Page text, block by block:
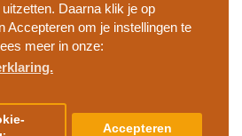
Daarna klik je op
Accepteren om je instellingen te
meer in onze:
Accepteren
Privacy en cookies
Algemene voorwaarden